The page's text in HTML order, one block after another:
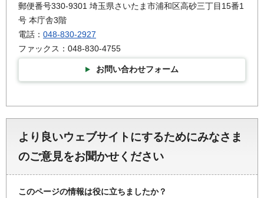
郵便番号330-9301 埼玉県さいたま市浦和区高砂三丁目15番1
号 本庁舎3階
電話： 048-830-2927
ファックス：048-830-4755
お問い合わせフォーム
より良いウェブサイトにするためにみなさま
のご意見をお聞かせください
このページの情報は役に立ちましたか？